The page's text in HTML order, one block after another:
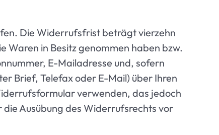
Die Widerrufsfrist beträgt vierzehn
Waren in Besitz genommen haben bzw.
E-Mailadresse und, sofern
Brief, Telefax oder E-Mail) über Ihren
verwenden, das jedoch
Ausübung des Widerrufsrechts vor